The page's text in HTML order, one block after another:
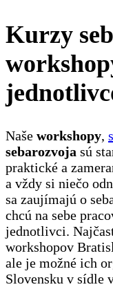
Kurzy
Naše workshopy,
sebarozvoja sú
praktické a
a vždy si niečo
sa zaujímajú o
chcú na sebe
jednotlivci.
workshopov
ale je možné ich
Slovensku v sídle